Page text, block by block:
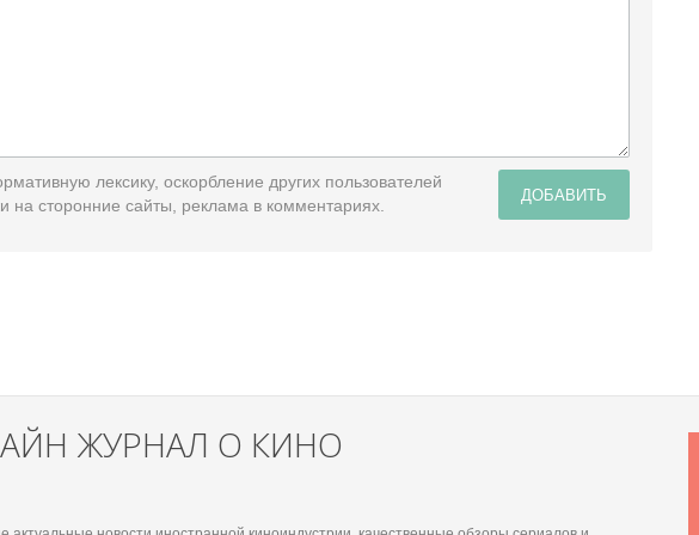
ДОБАВИТЬ
лексику, оскорбление других пользователей
на сторонние сайты, реклама в комментариях.
ЖУРНАЛ О КИНО